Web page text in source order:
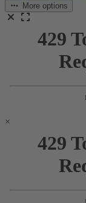
More options
×